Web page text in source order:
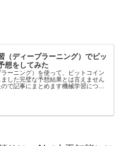
（ディープラーニング）でビッ
想をしてみた
ーニング）を使って、ビットコイン
した完璧な予想結果とは言えません
で記事にまとめます機械学習につい